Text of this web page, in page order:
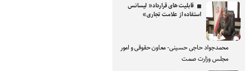
قابلیت های قرارداد« لیسانس
استفاده از علامت تجاری»
محمدجواد حاجی حسینی- معاون حقوقی و امور
مجلس وزارت صمت